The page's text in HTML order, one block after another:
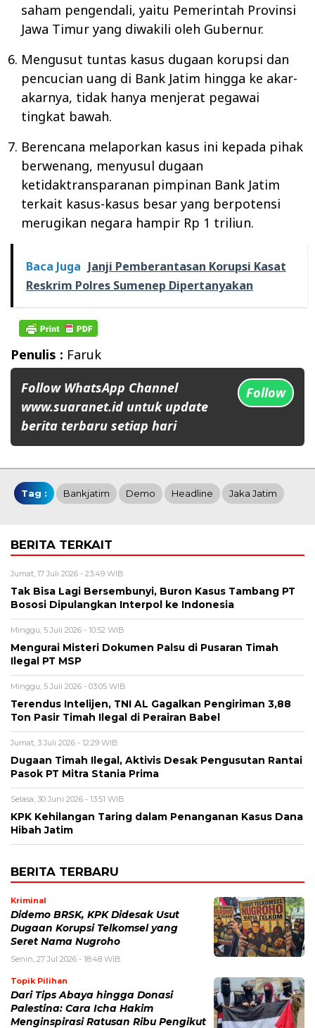
saham pengendali, yaitu Pemerintah Provinsi
Jawa Timur yang diwakili oleh Gubernur.
Mengusut tuntas kasus dugaan korupsi dan
pencucian uang di Bank Jatim hingga ke akar-
akarnya, tidak hanya menjerat pegawai
tingkat bawah.
Berencana melaporkan kasus ini kepada pihak
berwenang, menyusul dugaan
ketidaktransparanan pimpinan Bank Jatim
terkait kasus-kasus besar yang berpotensi
merugikan negara hampir Rp 1 triliun.
Baca Juga Janji Pemberantasan Korupsi Kasat
Reskrim Polres Sumenep Dipertanyakan
Penulis : Faruk
Follow WhatsApp Channel
www.suaranet.id untuk update
berita terbaru setiap hari
Follow
Tag : Bankjatim Demo Headline Jaka Jatim
BERITA TERKAIT
Jumat, 17 Juli 2026 - 23:49 WIB
Tak Bisa Lagi Bersembunyi, Buron Kasus Tambang PT
Bososi Dipulangkan Interpol ke Indonesia
Minggu, 5 Juli 2026 - 10:52 WIB
Mengurai Misteri Dokumen Palsu di Pusaran Timah
Ilegal PT MSP
Minggu, 5 Juli 2026 - 03:05 WIB
Terendus Intelijen, TNI AL Gagalkan Pengiriman 3,88
Ton Pasir Timah Ilegal di Perairan Babel
Jumat, 3 Juli 2026 - 12:29 WIB
Dugaan Timah Ilegal, Aktivis Desak Pengusutan Rantai
Pasok PT Mitra Stania Prima
Selasa, 30 Juni 2026 - 13:51 WIB
KPK Kehilangan Taring dalam Penanganan Kasus Dana
Hibah Jatim
BERITA TERBARU
Kriminal
Didemo BRSK, KPK Didesak Usut
Dugaan Korupsi Telkomsel yang
Seret Nama Nugroho
Senin, 27 Jul 2026 - 18:48 WIB
Topik Pilihan
Dari Tips Abaya hingga Donasi
Palestina: Cara Icha Hakim
Menginspirasi Ratusan Ribu Pengikut